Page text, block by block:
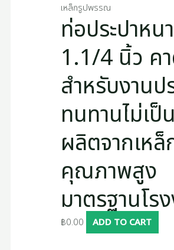
เหล็กรูปพรรณ
ท่อประปาหน
1.1/4 นิ้ว ค
สำหรับงานป
ทนทานไม่เ
ผลิตจากเหล็
คุณภาพสูง
มาตรฐานโร
฿0.00 ADD TO CART